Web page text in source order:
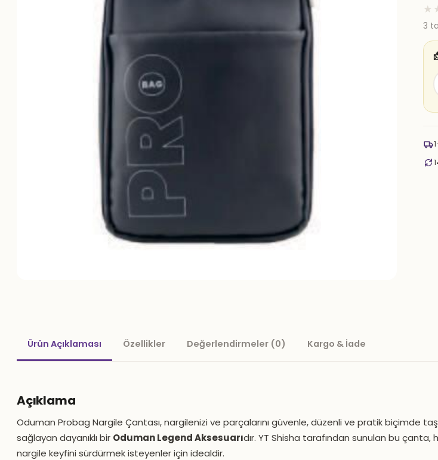
3
Ürün Açıklaması Özellikler Değerlendirmeler (0) Kargo & İade
Açıklama
Oduman Probag Nargile Çantası, nargilenizi ve parçalarını güvenle, düzenli ve pratik biçimde
sağlayan dayanıklı bir Oduman Legend Aksesuarıdır. YT Shisha tarafından sunulan bu çanta,
nargile keyfini sürdürmek isteyenler için idealdir.